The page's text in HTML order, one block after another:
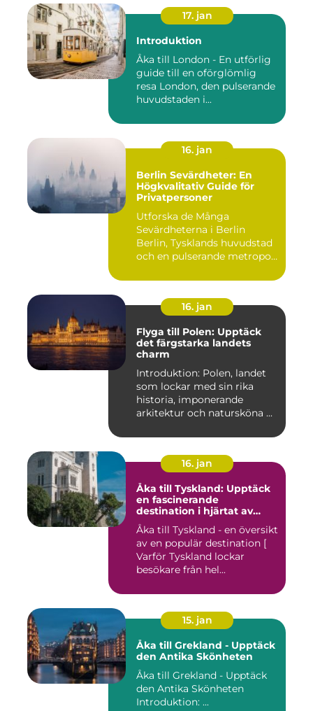
17. jan
Introduktion
Åka till London - En utförlig
guide till en oförglömlig
resa London, den pulserande
huvudstaden i...
16. jan
Berlin Sevärdheter: En
Högkvalitativ Guide för
Privatpersoner
Utforska de Många
Sevärdheterna i Berlin
Berlin, Tysklands huvudstad
och en pulserande metropol,
16. jan
Flyga till Polen: Upptäck
det färgstarka landets
charm
Introduktion: Polen, landet
som lockar med sin rika
historia, imponerande
arkitektur och natursköna ...
16. jan
Åka till Tyskland: Upptäck
en fascinerande
destination i hjärtat av
Europa
Åka till Tyskland - en översikt
av en populär destination [
Varför Tyskland lockar
besökare från hel...
15. jan
Åka till Grekland - Upptäck
den Antika Skönheten
Åka till Grekland - Upptäck
den Antika Skönheten
Introduktion: ...